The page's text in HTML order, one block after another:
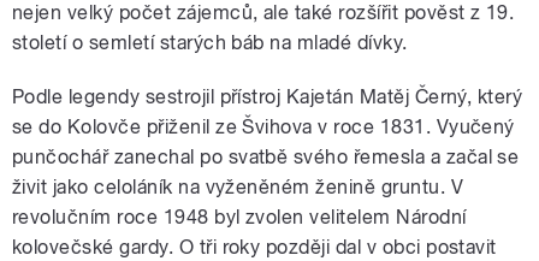
nejen velký počet zájemců, ale také rozšířit pověst z 19.
století o semletí starých báb na mladé dívky.
Podle legendy sestrojil přístroj Kajetán Matěj Černý, který
se do Kolovče přiženil ze Švihova v roce 1831. Vyučený
punčochář zanechal po svatbě svého řemesla a začal se
živit jako celoláník na vyženěném ženině gruntu. V
revolučním roce 1948 byl zvolen velitelem Národní
kolovečské gardy. O tři roky později dal v obci postavit